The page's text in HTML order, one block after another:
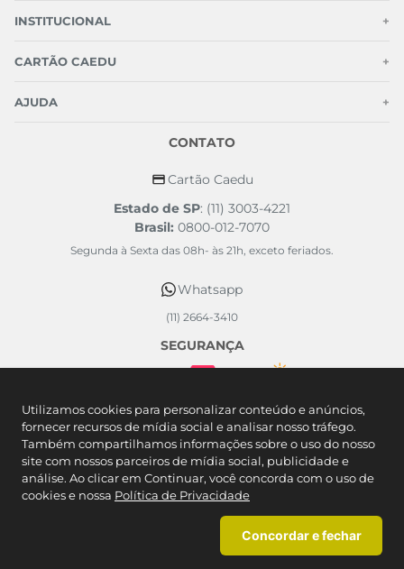
Utilizamos cookies para personalizar conteúdo e anúncios,
fornecer recursos de mídia social e analisar nosso tráfego.
Também compartilhamos informações sobre o uso do nosso
site com nossos parceiros de mídia social, publicidade e
análise. Ao clicar em Continuar, você concorda com o uso de
cookies e nossa Política de Privacidade
Concordar e fechar
INSTITUCIONAL +
CARTÃO CAEDU +
AJUDA +
CONTATO
Cartão Caedu
Estado de SP: (11) 3003-4221
Brasil: 0800-012-7070
Segunda à Sexta das 08h- às 21h, exceto feriados.
Whatsapp
(11) 2664-3410
SEGURANÇA
FORMAS DE PAGAMENTO
Caedu Comércio Varejista de Artigos do Vestuário SA. - Rodovia Castelo
Branco KM 57 - Mombaça - São Roque/SP CNPJ: 46.377.727/0113-90